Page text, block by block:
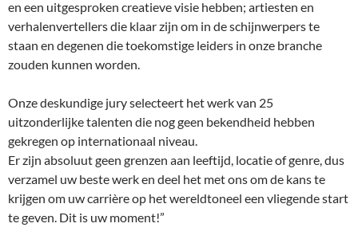
en een uitgesproken creatieve visie hebben; artiesten en
verhalenvertellers die klaar zijn om in de schijnwerpers te
staan en degenen die toekomstige leiders in onze branche
zouden kunnen worden.
Onze deskundige jury selecteert het werk van 25
uitzonderlijke talenten die nog geen bekendheid hebben
gekregen op internationaal niveau.
Er zijn absoluut geen grenzen aan leeftijd, locatie of genre, dus
verzamel uw beste werk en deel het met ons om de kans te
krijgen om uw carrière op het wereldtoneel een vliegende start
te geven. Dit is uw moment!”